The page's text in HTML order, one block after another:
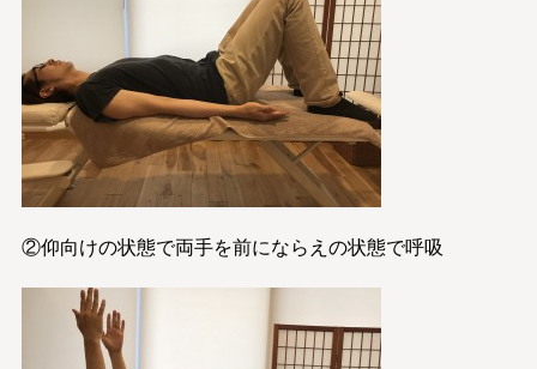
②仰向けの状態で両手を前にならえの状態で呼吸